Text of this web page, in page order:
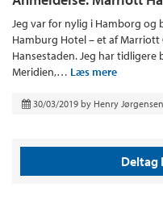
Jeg var for nylig i Hamborg
Hamburg Hotel – et af
Hansestaden. Jeg har
Meridien,… Læs mere
30/03/2019 by Henry Jørgensen
Deltag